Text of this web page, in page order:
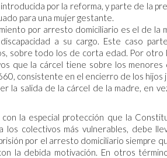
por la reforma, y parte de la
para una mujer gestante.
por arresto domiciliario es el de la
a su cargo. Este caso
sobre todo los de corta edad. Por otro
que la cárcel tiene sobre los menores
consistente en el encierro de los hijos
la salida de la cárcel de la madre, en
la especial protección que la
colectivos más vulnerables, debe
por el arresto domiciliario siempre
la debida motivación. En otros